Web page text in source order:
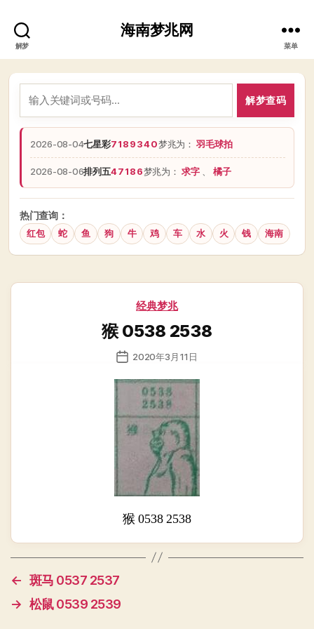
解梦
海南梦兆网
菜单
解梦查码
2026-08-04七星彩7189340梦兆为：羽毛球拍
2026-08-06排列五47186梦兆为：求字 橘子
热门查询：
红包 蛇 鱼 狗 牛 鸡 车 水 火 钱 海南
分
经典梦兆
猴 0538 2538
发
日
2020年3月11日
猴 0538 2538
← 斑马 0537 2537
→ 松鼠 0539 2539